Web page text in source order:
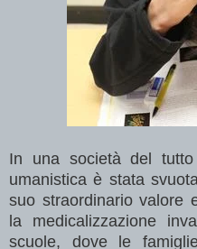
In una società del
umanistica è stata
suo straordinario valore
la medicalizzazione
scuole, dove le